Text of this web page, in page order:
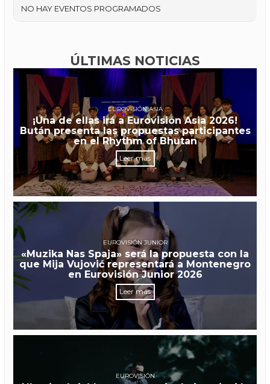
NO HAY EVENTOS PROGRAMADOS
ÚLTIMAS NOTICIAS
EUROVISIÓN ASIA
¡Una de ellas irá a Eurovisión Asia 2026!
Bután presenta las propuestas participantes
en el Rhythm of Bhutan
Leer más
EUROVISIÓN JUNIOR
«Muzika Nas Spaja» será la propuesta con la
que Mija Vujović representará a Montenegro
en Eurovisión Junior 2026
Leer más
EUROVISIÓN